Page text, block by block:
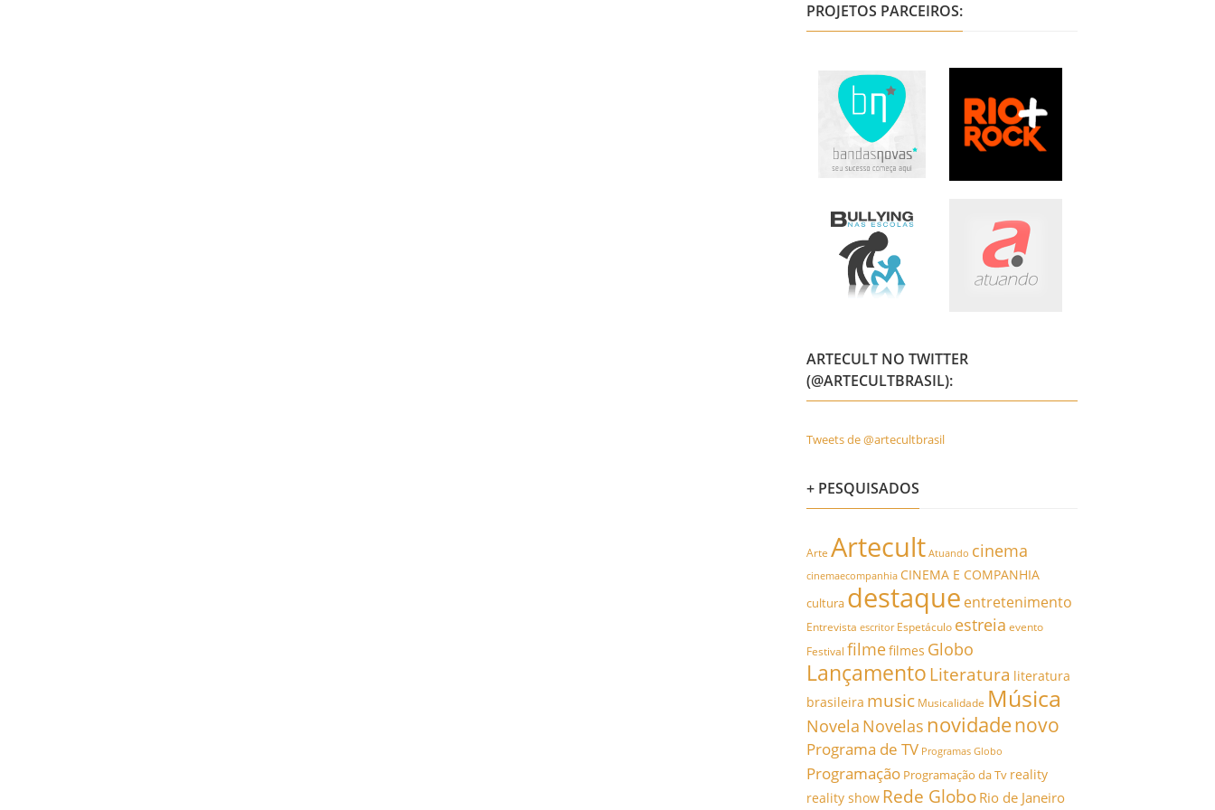
PROJETOS PARCEIROS:
ARTECULT NO TWITTER
(@ARTECULTBRASIL):
Tweets de @artecultbrasil
+ PESQUISADOS
Arte Artecult Atuando cinema
cinemaecompanhia CINEMA E COMPANHIA
cultura destaque entretenimento
Entrevista escritor Espetáculo estreia evento
Festival filmefilmes Globo
Lançamento Literatura literatura
brasileira music Musicalidade Música
Novela Novelas novidadenovo
Programa de TV Programas Globo
Programação Programação da Tv reality
reality show Rede Globo Rio de Janeiro